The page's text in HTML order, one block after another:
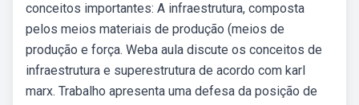
conceitos importantes: A infraestrutura, composta
pelos meios materiais de produção (meios de
produção e força. Weba aula discute os conceitos de
infraestrutura e superestrutura de acordo com karl
marx. Trabalho apresenta uma defesa da posição de